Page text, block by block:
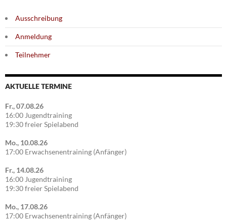
Ausschreibung
Anmeldung
Teilnehmer
AKTUELLE TERMINE
Fr., 07.08.26
16:00 Jugendtraining
19:30 freier Spielabend
Mo., 10.08.26
17:00 Erwachsenentraining (Anfänger)
Fr., 14.08.26
16:00 Jugendtraining
19:30 freier Spielabend
Mo., 17.08.26
17:00 Erwachsenentraining (Anfänger)